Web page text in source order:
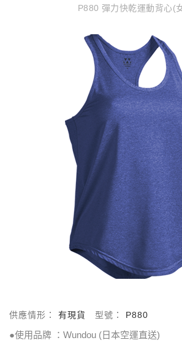
P880 彈力快乾運動背心(
供應情形： 有現貨 型號： P880
●使用品牌 ：Wundou (日本空運直送)